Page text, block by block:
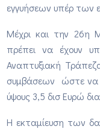
εγγυήσεων υπέρ των
Μέχρι και την 26η
πρέπει να έχουν
Αναπτυξιακή
συμβάσεων ώστε να
ύψους 3,5 δισ Ευρώ
Η εκταμίευση των